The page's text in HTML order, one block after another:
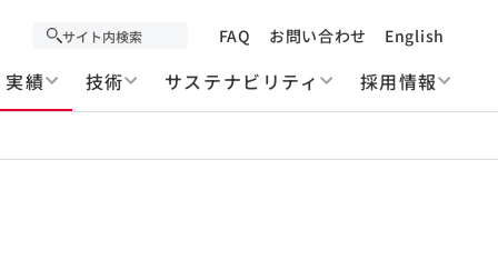
FAQ お問い合わせ English
実績 技術 サステナビリティ 採用情報